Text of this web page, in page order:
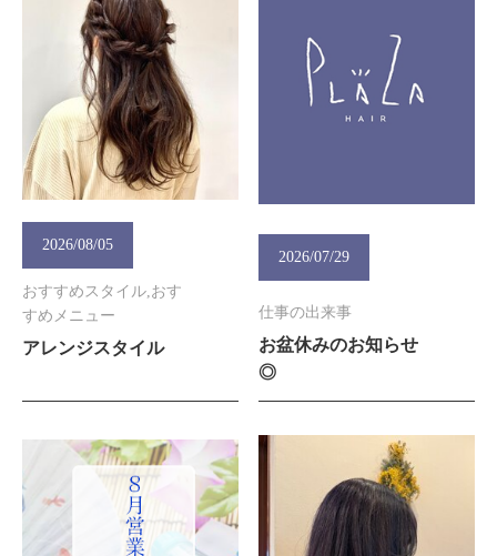
2026/08/05
おすすめスタイル,おす
すめメニュー
アレンジスタイル
2026/07/29
仕事の出来事
お盆休みのお知らせ
◎